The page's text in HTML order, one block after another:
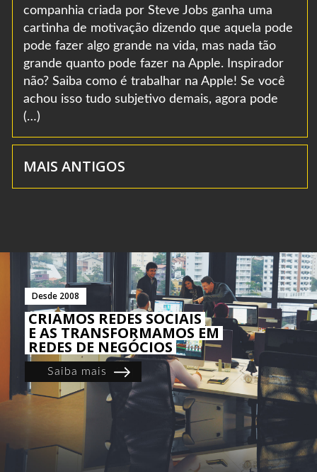
companhia criada por Steve Jobs ganha uma
cartinha de motivação dizendo que aquela pode
pode fazer algo grande na vida, mas nada tão
grande quanto pode fazer na Apple. Inspirador
não? Saiba como é trabalhar na Apple! Se você
achou isso tudo subjetivo demais, agora pode
(…)
MAIS ANTIGOS
Desde 2008
CRIAMOS REDES SOCIAIS
E AS TRANSFORMAMOS EM
REDES DE NEGÓCIOS
Saiba mais